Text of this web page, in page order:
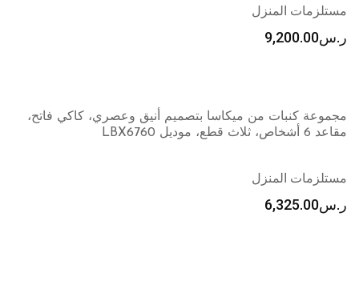
مستلزمات المنزل
ر.س9,200.00
مجموعة كنبات من ميكاسا بتصميم أنيق وعصري، كاكي فاتح،
مقاعد 6 أشخاص، ثلاث قطع، موديل LBX6760
مستلزمات المنزل
ر.س6,325.00